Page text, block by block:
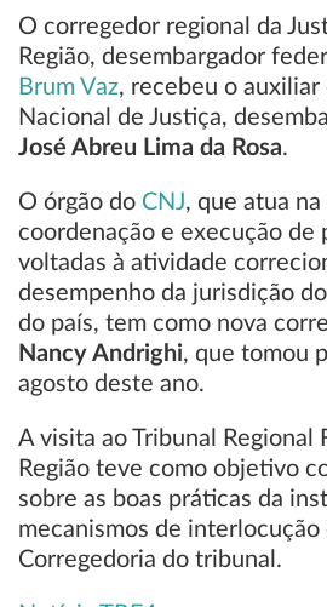
O corregedor regional da
Região, desembargador
Brum Vaz, recebeu o auxiliar
Nacional de Justiça,
José Abreu Lima da Rosa.
O órgão do CNJ, que atua
coordenação e execução de
voltadas à atividade
desempenho da jurisdição
do país, tem como nova
Nancy Andrighi, que tomou
agosto deste ano.
A visita ao Tribunal Regional
Região teve como objetivo
sobre as boas práticas da
mecanismos de interlocução
Corregedoria do tribunal.